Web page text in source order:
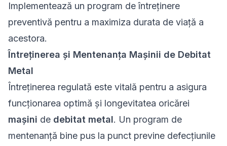
Implementează un program de întreținere
preventivă pentru a maximiza durata de viață a
acestora.
Întreținerea și Mentenanța Mașinii de Debitat
Metal
Întreținerea regulată este vitală pentru a asigura
funcționarea optimă și longevitatea oricărei
mașini de debitat metal. Un program de
mentenanță bine pus la punct previne defecțiunile